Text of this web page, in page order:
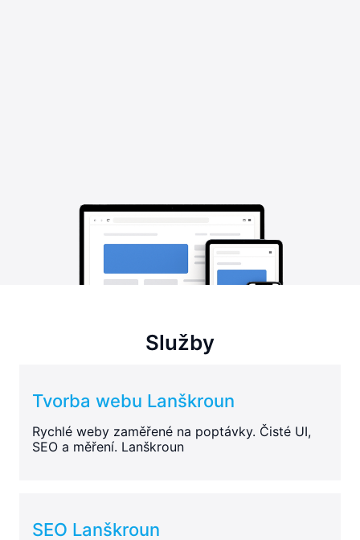
Služby
Tvorba webu Lanškroun
Rychlé weby zaměřené na poptávky. Čisté UI,
SEO a měření. Lanškroun
SEO Lanškroun